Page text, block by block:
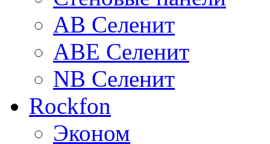
AB Селенит
ABE Селенит
NB Селенит
Rockfon
Эконом